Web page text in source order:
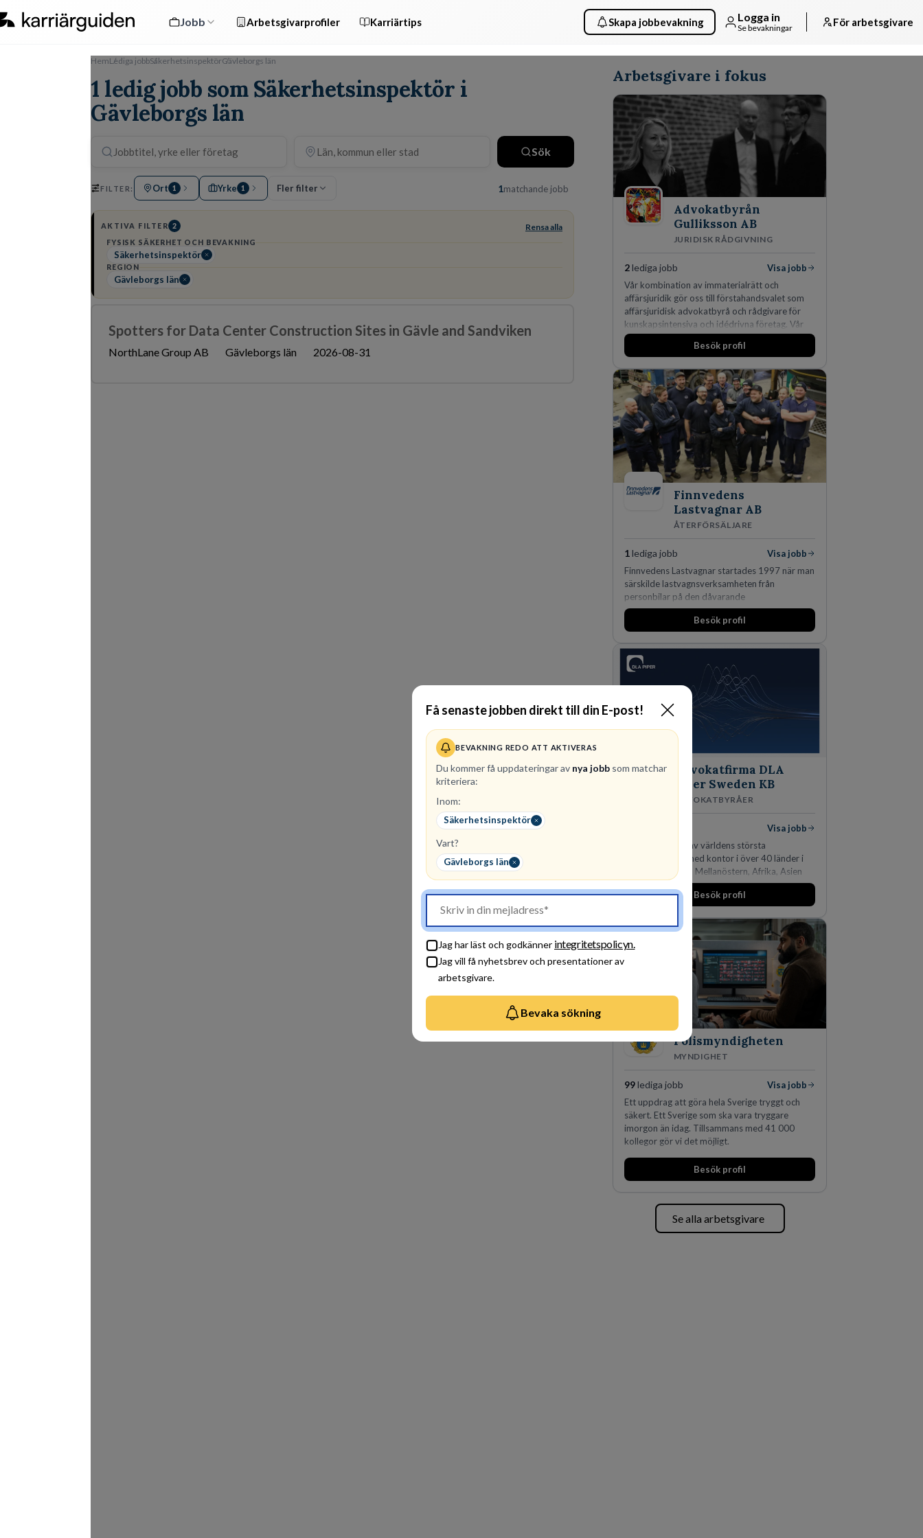
Jobb Arbetsgivarprofiler Karriärtips Skapa jobbevakning Logga in
Se bevakningar För arbetsgivare
Få senaste jobben direkt till din E-post!
BEVAKNING REDO ATT AKTIVERAS
Du kommer få uppdateringar av nya jobb som matchar
kriteriera:
Inom:
Säkerhetsinspektör
Vart?
Gävleborgs län
Jag har läst och godkänner integritetspolicyn.
Jag vill få nyhetsbrev och presentationer av
arbetsgivare.
Bevaka sökning
HemLediga jobbSäkerhetsinspektörGävleborgs län
1 ledig jobb som Säkerhetsinspektör i
Gävleborgs län
Sök
FILTER: Ort 1 Yrke 1 Fler filter 1matchande jobb
AKTIVA FILTER 2 Rensa alla
FYSISK SÄKERHET OCH BEVAKNING
Säkerhetsinspektör
REGION
Gävleborgs län
Spotters for Data Center Construction Sites in Gävle and Sandviken
NorthLane Group AB Gävleborgs län 2026-08-31
Arbetsgivare i fokus
Advokatbyrån
Gulliksson AB
JURIDISK RÅDGIVNING
2lediga jobb
Visa jobb
Vår kombination av immaterialrätt och
affärsjuridik gör oss till förstahandsvalet som
affärsjuridisk advokatbyrå och rådgivare för
kunskapsintensiva och idédrivna företag. Vår
expertis inom IP-tillgångar har gett oss en
marknadsledande position. Våra klienter väljer
skydda, utveckla och kommersialisera
företagets viktigaste tillgångar.
Besök profil
Finnvedens
Lastvagnar AB
ÅTERFÖRSÄLJARE
1lediga jobb
Visa jobb
Finnvedens Lastvagnar startades 1997 när man
särskilde lastvagnsverksamheten från
personbilar på den dåvarande
huvudanläggningen i Värnamo. Sedan dess har
man expanderat kraftigt genom ett antal
den största privata återförsäljaren av Volvo
Lastvagnar och finns representerade på 20
orter i södra Sverige.
Besök profil
Advokatfirma DLA
Piper Sweden KB
ADVOKATBYRÅER
Visa jobb
DLA Piper är en av världens största
advokatbyråer med kontor i över 40 länder i
Amerika, Europa, Mellanöstern, Afrika, Asien
och Oceanien. Vi är specialister inom
affärsjuridikens alla områden och vi har några
fler än 450 jurister på fem kontor i Stockholm,
Köpenhamn, Århus, Oslo och Helsingfors kan vi
på DLA Piper erbjuda våra klienter en unik,
effektiv och gränsöverskridande nordisk
expertis. På vårt kontor i centrala Stockholm är
vi idag drygt 240 medarbetare.
Besök profil
Polismyndigheten
MYNDIGHET
99 lediga jobb
Visa jobb
Ett uppdrag att göra hela Sverige tryggt och
säkert. Ett Sverige som ska vara tryggare
imorgon än idag. Tillsammans med 41 000
kollegor gör vi det möjligt.
Besök profil
Se alla arbetsgivare